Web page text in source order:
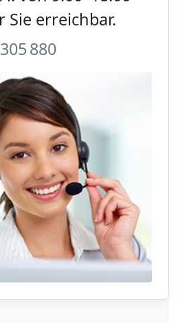
erreichbar.
880